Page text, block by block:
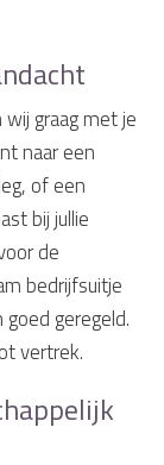
graag met je
naar een
of een
bij jullie
de
bedrijfsuitje
geregeld.
vertrek.